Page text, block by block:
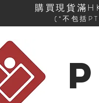
購買現貨滿
(*不包括